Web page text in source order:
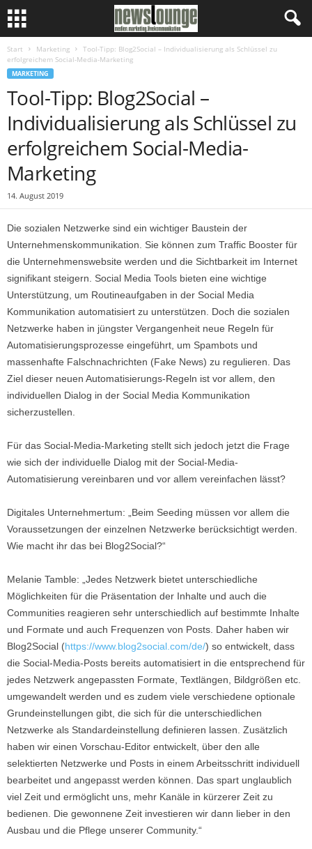
Start Marketing
Tool-Tipp: Blog2Social – Individualisierung als Schlüssel zu
erfolgreichem Social-Media-Marketing
MARKETING
Tool-Tipp: Blog2Social –
Individualisierung als Schlüssel zu
erfolgreichem Social-Media-
Marketing
14. August 2019
Die sozialen Netzwerke sind ein wichtiger Baustein der
Unternehmenskommunikation. Sie können zum Traffic Booster für
die Unternehmenswebsite werden und die Sichtbarkeit im Internet
signifikant steigern. Social Media Tools bieten eine wichtige
Unterstützung, um Routineaufgaben in der Social Media
Kommunikation automatisiert zu unterstützen. Doch die sozialen
Netzwerke haben in jüngster Vergangenheit neue Regeln für
Automatisierungsprozesse eingeführt, um Spambots und
massenhafte Falschnachrichten (Fake News) zu regulieren. Das
Ziel dieser neuen Automatisierungs-Regeln ist vor allem, den
individuellen Dialog in der Social Media Kommunikation
sicherzustellen.
Für das Social-Media-Marketing stellt sich jedoch jetzt die Frage
wie sich der individuelle Dialog mit der Social-Media-
Automatisierung vereinbaren und vor allem vereinfachen lässt?
Digitales Unternehmertum: „Beim Seeding müssen vor allem die
Voraussetzungen der einzelnen Netzwerke berücksichtigt werden.
Wie macht ihr das bei Blog2Social?“
Melanie Tamble: „Jedes Netzwerk bietet unterschiedliche
Möglichkeiten für die Präsentation der Inhalte und auch die
Communities reagieren sehr unterschiedlich auf bestimmte Inhalte
und Formate und auch Frequenzen von Posts. Daher haben wir
Blog2Social (https://www.blog2social.com/de/) so entwickelt, dass
die Social-Media-Posts bereits automatisiert in die entsprechend für
jedes Netzwerk angepassten Formate, Textlängen, Bildgrößen etc.
umgewandelt werden und es zudem viele verschiedene optionale
Grundeinstellungen gibt, die sich für die unterschiedlichen
Netzwerke als Standardeinstellung definieren lassen. Zusätzlich
haben wir einen Vorschau-Editor entwickelt, über den alle
selektierten Netzwerke und Posts in einem Arbeitsschritt individuell
bearbeitet und angepasst werden können. Das spart unglaublich
viel Zeit und ermöglicht uns, mehr Kanäle in kürzerer Zeit zu
bedienen. Die gewonnene Zeit investieren wir dann lieber in den
Ausbau und die Pflege unserer Community.“